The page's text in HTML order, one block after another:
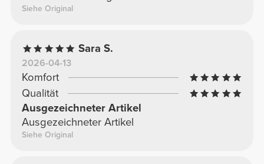
Siehe Original
Sara S.
2026-04-13
Komfort
Qualität
Ausgezeichneter Artikel
Ausgezeichneter Artikel
Siehe Original